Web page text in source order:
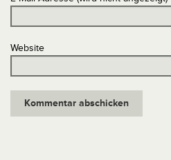
Website